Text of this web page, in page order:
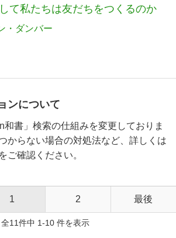
て私たちは友だちをつくるのか
・ダンバー
ンについて
和書」検索の仕組みを変更しておりま
からない場合の対処法など、詳しくは
をご確認ください。
1 2 最後
全11件中 1-10 件を表示